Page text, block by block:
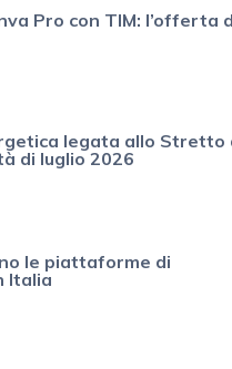
Pro con TIM: l’offerta
legata allo Stretto
di luglio 2026
le piattaforme di
Italia